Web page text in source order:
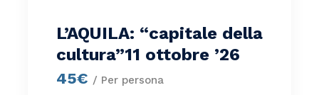
L’AQUILA: “capitale della
cultura”11 ottobre ’26
45€ / Per persona